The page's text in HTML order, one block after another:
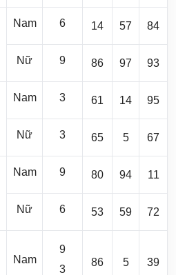
Nam 6 14 57 84
Nữ 9 86 97 93
Nam 3 61 14 95
Nữ 3 65 5 67
Nam 9 80 94 11
Nữ 6 53 59 72
Nam
9
3
86 5 39